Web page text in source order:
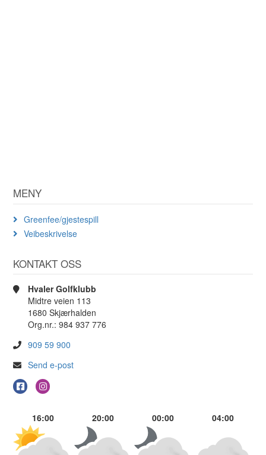
MENY
Greenfee/gjestespill
Veibeskrivelse
KONTAKT OSS
Hvaler Golfklubb
Midtre veien 113
1680 Skjærhalden
Org.nr.: 984 937 776
909 59 900
Send e-post
16:00 20:00 00:00 04:00